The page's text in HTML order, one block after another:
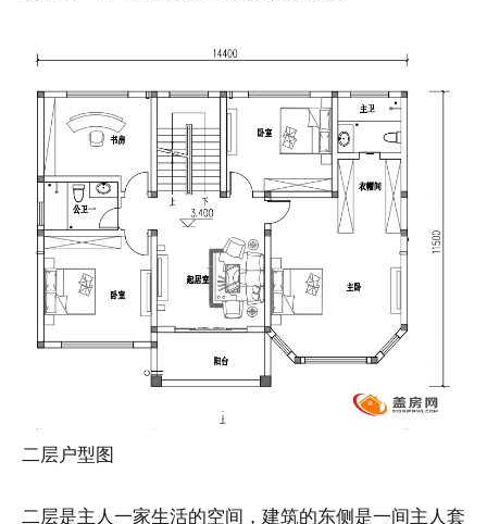
二层户型图
二层是主人一家生活的空间，建筑的东侧是一间主人套